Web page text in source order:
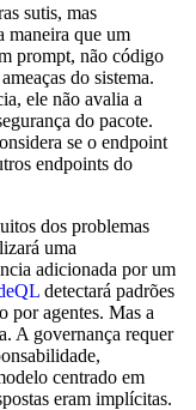
sutis, mas
maneira que um
prompt, não código
do sistema.
ele não avalia a
do pacote.
se o endpoint
endpoints do
dos problemas
uma
adicionada por um
detectará padrões
por agentes. Mas a
A governança requer
centrado em
eram implícitas.